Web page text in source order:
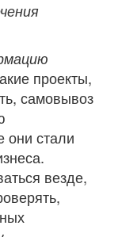
проекты,
самовывоз
они стали
везде,